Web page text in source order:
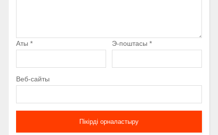
Аты * Э-поштасы *
Веб-сайты